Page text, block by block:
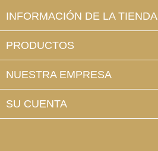
INFORMACIÓN DE LA TIENDA
PRODUCTOS
NUESTRA EMPRESA
SU CUENTA